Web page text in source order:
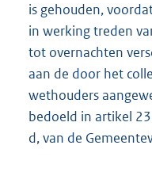
is gehouden,
in werking treden
tot overnachten
aan de door het
wethouders
bedoeld in artikel
d, van de